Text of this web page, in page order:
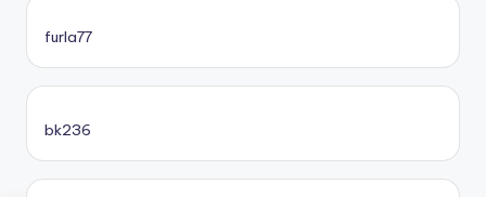
furla77
bk236